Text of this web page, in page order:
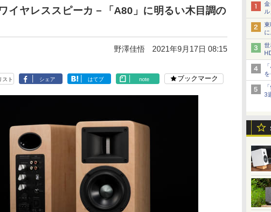
金
東
3
イヤレススピーカ－「A80」に明るい木目調の
野澤佳悟 2021年9月17日 08:15
スト シェア はてブ note ブックマーク